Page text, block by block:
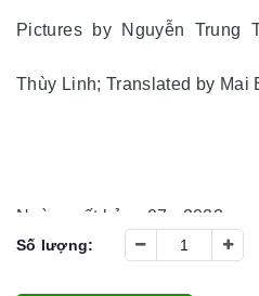
Pictures by Nguyễn Trung
Thùy Linh; Translated by Mai
Ngày xuất bản: 07 - 2023
Số lượng: